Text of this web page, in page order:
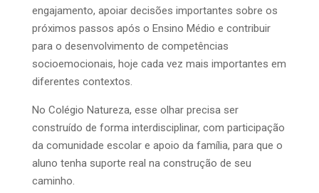
engajamento, apoiar decisões importantes sobre os
próximos passos após o Ensino Médio e contribuir
para o desenvolvimento de competências
socioemocionais, hoje cada vez mais importantes em
diferentes contextos.
No Colégio Natureza, esse olhar precisa ser
construído de forma interdisciplinar, com participação
da comunidade escolar e apoio da família, para que o
aluno tenha suporte real na construção de seu
caminho.